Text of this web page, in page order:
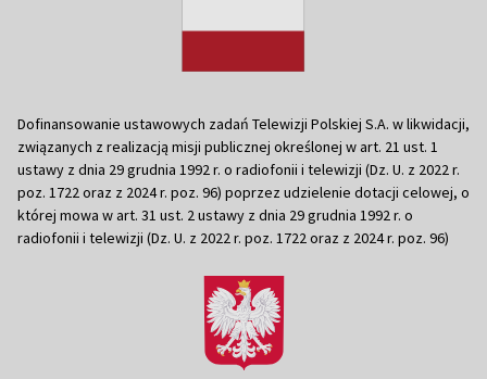
Dofinansowanie ustawowych zadań Telewizji Polskiej S.A. w likwidacji,
związanych z realizacją misji publicznej określonej w art. 21 ust. 1
ustawy z dnia 29 grudnia 1992 r. o radiofonii i telewizji (Dz. U. z 2022 r.
poz. 1722 oraz z 2024 r. poz. 96) poprzez udzielenie dotacji celowej, o
której mowa w art. 31 ust. 2 ustawy z dnia 29 grudnia 1992 r. o
radiofonii i telewizji (Dz. U. z 2022 r. poz. 1722 oraz z 2024 r. poz. 96)